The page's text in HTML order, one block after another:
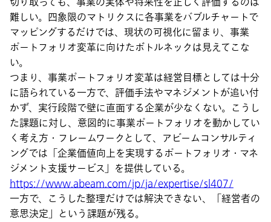
難しい。四象限のマトリクスに各事業をバブルチャートで
マッピングするだけでは、現状の可視化に留まり、事業
ポートフォリオ変革に向けたボトルネックは見えてこな
い。
つまり、事業ポートフォリオ変革は経営目標としては十分
に語られている一方で、評価手法やマネジメントが追い付
かず、実行段階で壁に直面する企業が少なくない。こうし
た課題に対し、意図的に事業ポートフォリオを動かしてい
く考え方・フレームワークとして、アビームコンサルティ
ングでは「企業価値向上を実現するポートフォリオ・マネ
ジメント支援サービス」を提供している。
https://www.abeam.com/jp/ja/expertise/sl407/
一方で、こうした整理だけでは解決できない、「経営者の
意思決定」という課題が残る。